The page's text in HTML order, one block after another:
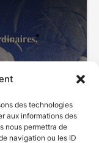
des technologies
aux informations des
nous permettra de
navigation ou les ID